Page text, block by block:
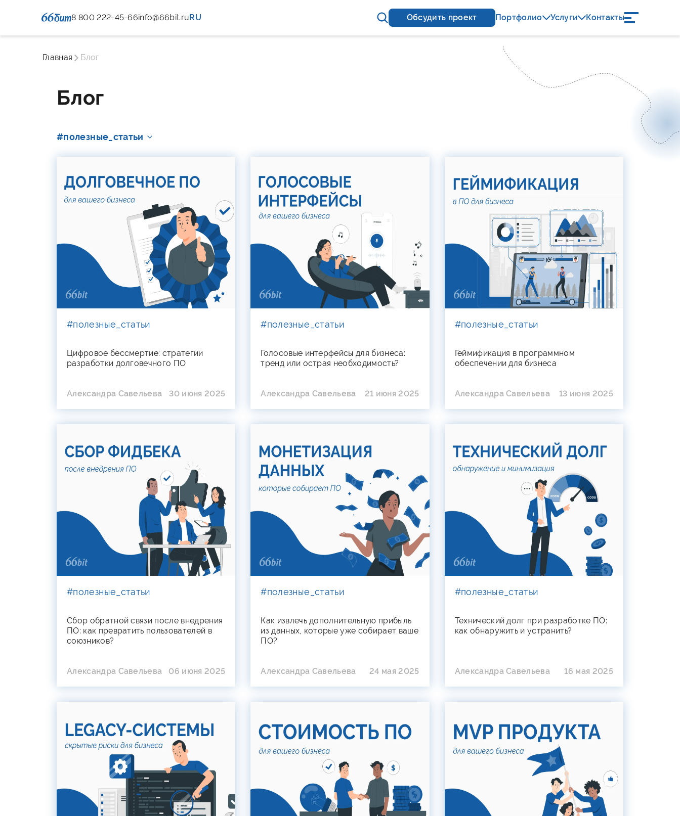
8 800 222-45-66info@66bit.ruRU Обсудить проект Портфолио Услуги Контакты
Главная Блог
Блог
#полезные_статьи
#полезные_статьи
Цифровое бессмертие: стратегии
разработки долговечного ПО
Александра Савельева 30 июня 2025
#полезные_статьи
Голосовые интерфейсы для бизнеса:
тренд или острая необходимость?
Александра Савельева 21 июня 2025
#полезные_статьи
Геймификация в программном
обеспечении для бизнеса
Александра Савельева 13 июня 2025
#полезные_статьи
Сбор обратной связи после внедрения
ПО: как превратить пользователей в
союзников?
Александра Савельева 06 июня 2025
#полезные_статьи
Как извлечь дополнительную прибыль
из данных, которые уже собирает ваше
ПО?
Александра Савельева 24 мая 2025
#полезные_статьи
Технический долг при разработке ПО:
как обнаружить и устранить?
Александра Савельева 16 мая 2025